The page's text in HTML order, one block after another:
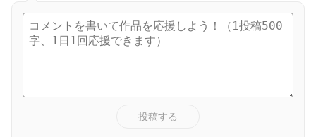
投稿する